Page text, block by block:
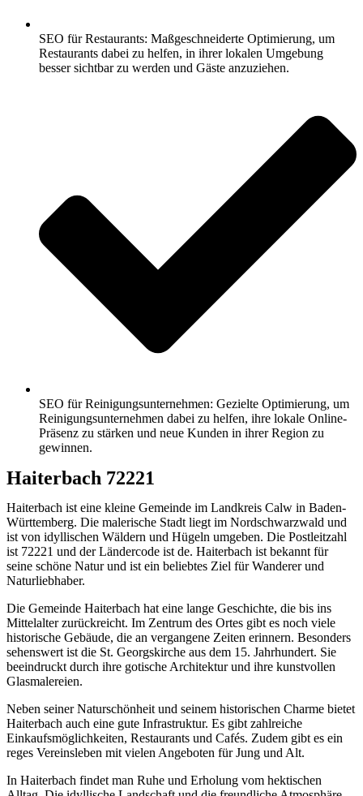
SEO für Restaurants: Maßgeschneiderte Optimierung, um
Restaurants dabei zu helfen, in ihrer lokalen Umgebung
besser sichtbar zu werden und Gäste anzuziehen.
SEO für Reinigungsunternehmen: Gezielte Optimierung, um
Reinigungsunternehmen dabei zu helfen, ihre lokale Online-
Präsenz zu stärken und neue Kunden in ihrer Region zu
gewinnen.
Haiterbach 72221
Haiterbach ist eine kleine Gemeinde im Landkreis Calw in Baden-
Württemberg. Die malerische Stadt liegt im Nordschwarzwald und
ist von idyllischen Wäldern und Hügeln umgeben. Die Postleitzahl
ist 72221 und der Ländercode ist de. Haiterbach ist bekannt für
seine schöne Natur und ist ein beliebtes Ziel für Wanderer und
Naturliebhaber.
Die Gemeinde Haiterbach hat eine lange Geschichte, die bis ins
Mittelalter zurückreicht. Im Zentrum des Ortes gibt es noch viele
historische Gebäude, die an vergangene Zeiten erinnern. Besonders
sehenswert ist die St. Georgskirche aus dem 15. Jahrhundert. Sie
beeindruckt durch ihre gotische Architektur und ihre kunstvollen
Glasmalereien.
Neben seiner Naturschönheit und seinem historischen Charme bietet
Haiterbach auch eine gute Infrastruktur. Es gibt zahlreiche
Einkaufsmöglichkeiten, Restaurants und Cafés. Zudem gibt es ein
reges Vereinsleben mit vielen Angeboten für Jung und Alt.
In Haiterbach findet man Ruhe und Erholung vom hektischen